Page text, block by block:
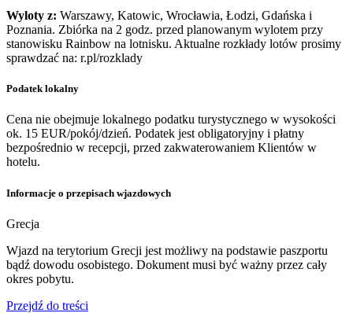
Wyloty z: Warszawy, Katowic, Wrocławia, Łodzi, Gdańska i
Poznania. Zbiórka na 2 godz. przed planowanym wylotem przy
stanowisku Rainbow na lotnisku. Aktualne rozkłady lotów prosimy
sprawdzać na: r.pl/rozklady
Podatek lokalny
Cena nie obejmuje lokalnego podatku turystycznego w wysokości
ok. 15 EUR/pokój/dzień. Podatek jest obligatoryjny i płatny
bezpośrednio w recepcji, przed zakwaterowaniem Klientów w
hotelu.
Informacje o przepisach wjazdowych
Grecja
Wjazd na terytorium Grecji jest możliwy na podstawie paszportu
bądź dowodu osobistego. Dokument musi być ważny przez cały
okres pobytu.
Przejdź do treści